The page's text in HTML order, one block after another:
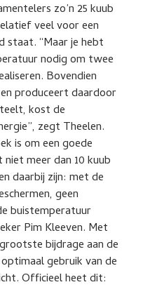
zo’n 25 kuub
veel voor een
staat. “Maar je hebt
nodig om twee
Bovendien
produceert daardoor
kost de
zegt Theelen.
is om een goede
meer dan 10 kuub
daarbij zijn: met de
geen
buistemperatuur
Pim Kleeven. Met
bijdrage aan de
gebruik van de
Officieel heet dit: